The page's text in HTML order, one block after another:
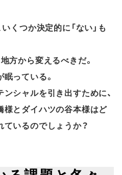
くつか決定的に「ない」も
方から変えるべきだ。
っている。
シャルを引き出すために、
様とダイハツの谷本様はど
いるのでしょうか？